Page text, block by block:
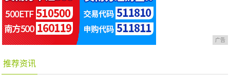
广告
推荐资讯